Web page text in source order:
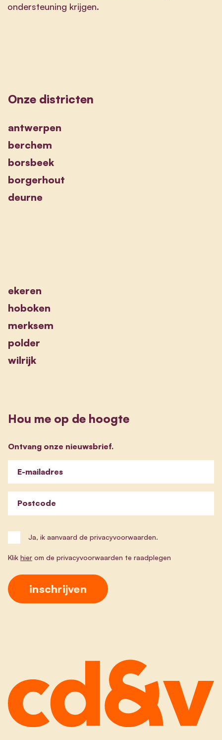
ondersteuning krijgen.
Onze districten
antwerpen
berchem
borsbeek
borgerhout
deurne
ekeren
hoboken
merksem
polder
wilrijk
Hou me op de hoogte
Ontvang onze nieuwsbrief.
E-mailadres
Postcode
Ja, ik aanvaard de privacyvoorwaarden.
Klik hier om de privacyvoorwaarden te raadplegen